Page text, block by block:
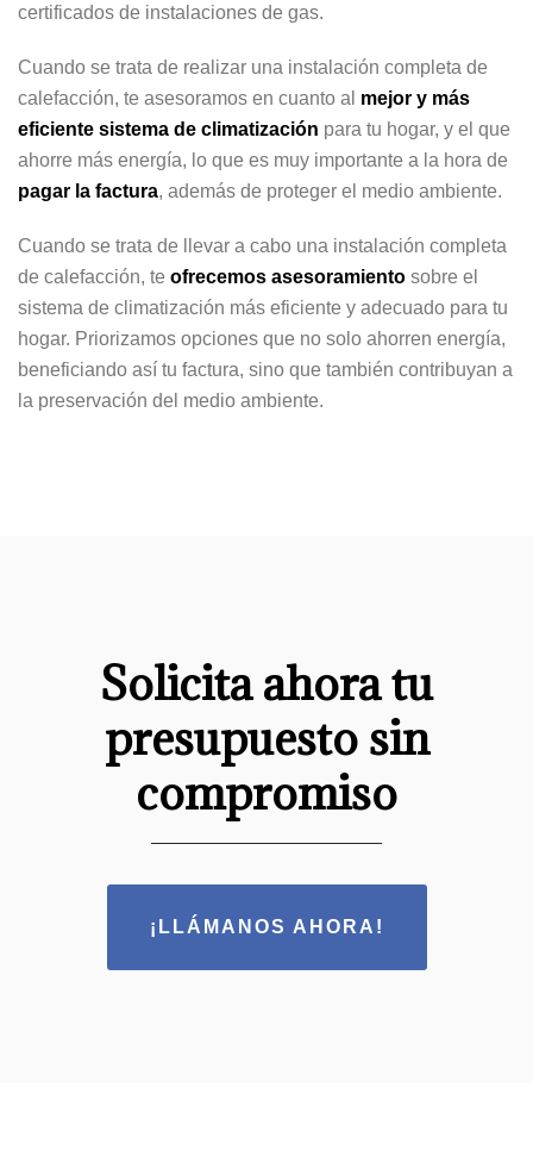
certificados de instalaciones de gas.
Cuando se trata de realizar una instalación completa de
calefacción, te asesoramos en cuanto al mejor y más
eficiente sistema de climatización para tu hogar, y el que
ahorre más energía, lo que es muy importante a la hora de
pagar la factura, además de proteger el medio ambiente.
Cuando se trata de llevar a cabo una instalación completa
de calefacción, te ofrecemos asesoramiento sobre el
sistema de climatización más eficiente y adecuado para tu
hogar. Priorizamos opciones que no solo ahorren energía,
beneficiando así tu factura, sino que también contribuyan a
la preservación del medio ambiente.
Solicita ahora tu
presupuesto sin
compromiso
¡LLÁMANOS AHORA!